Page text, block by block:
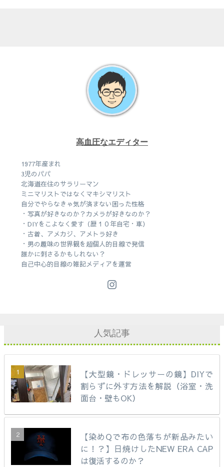
高血圧なエディター
1977年産まれ
3児のパパ
北海道在住のサラリーマン
ミニマリストではなくマキシマリスト
自分でやらなきゃ気が済まない困った性格
・写真が好きなのか？カメラが好きなのか？
・DIYをこよなく愛す（歴１０年自宅・車）
・古着、アメカジ、アメトラ好き
・男の趣味の世界観を超個人的目線で発信
誰かに刺さるかもしれない？
自己中心的目線の雑記メディアを運営
人気記事
【大型鏡・ドレッサーの鏡】DIYで
割らずに外す方法を解説（浴室・洗
面台・壁もOK）
【染めQで布の色落ちが新品みたい
に！？】日焼けしたNEW ERA CAP
は復活するのか？